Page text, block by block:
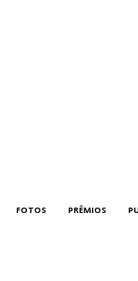
FOTOS PRÊMIOS